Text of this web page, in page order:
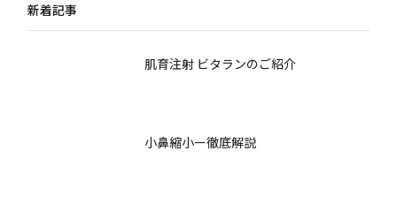
新着記事
肌育注射 ビタランのご紹介
小鼻縮小ー徹底解説